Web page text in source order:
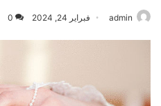
admin فبراير 24, 2024 0